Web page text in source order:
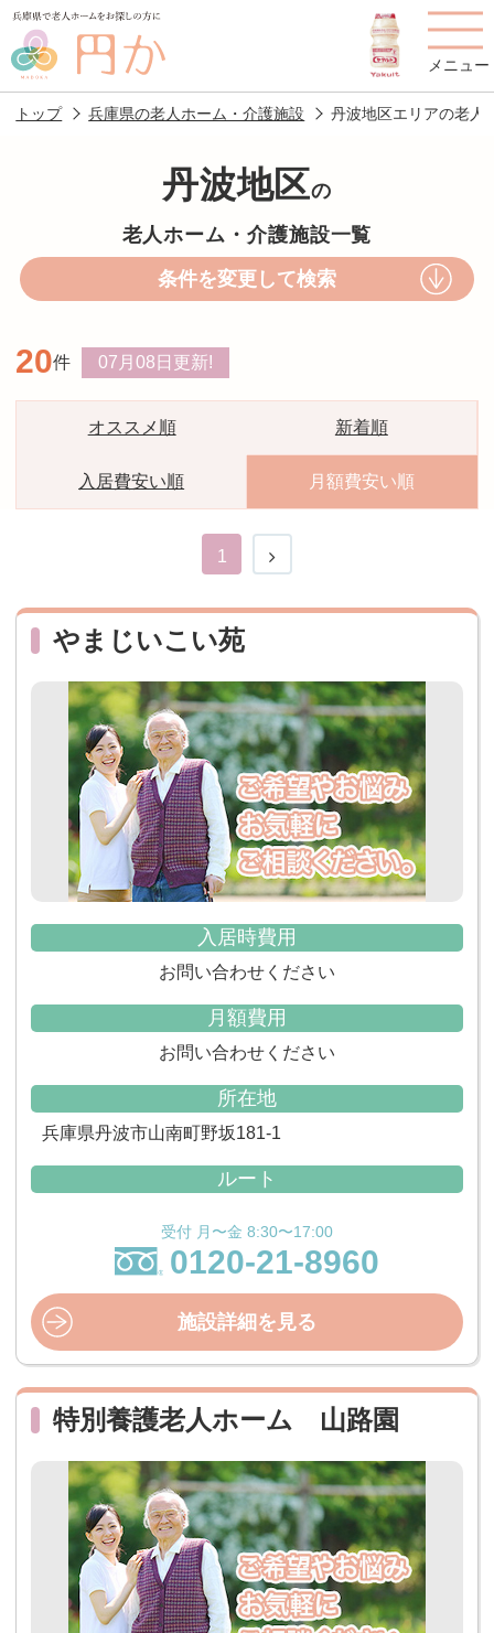
メニュー
老人ホームを
円かについて 費用について
老人ホームの種類
スタッフ紹介
おすすめ施設特集 施設関係者の方へ
トップ 兵庫県の老人ホーム・介護施設 丹波地区エリアの老人
丹波地区の
老人ホーム・介護施設一覧
条件を変更して検索
20件 07月08日 更新!
オススメ順 新着順
入居費安い順 月額費安い順
1
やまじいこい苑
入居時費用
お問い合わせください
月額費用
お問い合わせください
所在地
兵庫県丹波市山南町野坂181-1
ルート
受付 月〜金 8:30〜17:00
0120-21-8960
施設詳細を見る
特別養護老人ホーム 山路園